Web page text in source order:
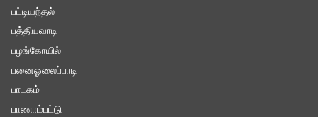
பட்டியந்தல்
பத்தியவாடி
பழங்கோயில்
பனைஓலைப்பாடி
பாடகம்
பாணாம்பட்டு